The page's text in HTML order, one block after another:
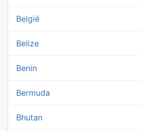
België
Belize
Benin
Bermuda
Bhutan